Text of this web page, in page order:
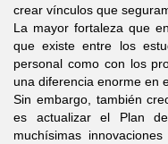
crear vínculos que
La mayor fortaleza que
que existe entre los
personal como con los
una diferencia enorme en
Sin embargo, también
es actualizar el Plan
muchísimas